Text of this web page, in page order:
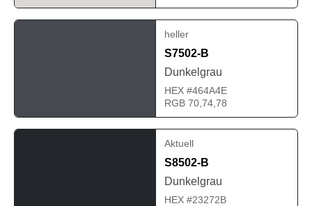
heller
S7502-B
Dunkelgrau
HEX #464A4E
RGB 70,74,78
Aktuell
S8502-B
Dunkelgrau
HEX #23272B